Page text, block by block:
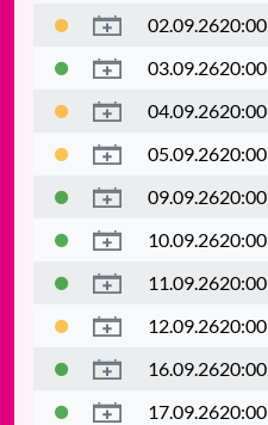
02.09.2620:00
03.09.2620:00
04.09.2620:00
05.09.2620:00
09.09.2620:00
10.09.2620:00
11.09.2620:00
12.09.2620:00
16.09.2620:00
17.09.2620:00